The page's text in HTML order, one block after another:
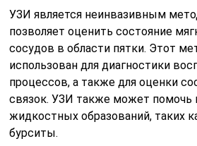
УЗИ является неинвазивным
позволяет оценить состояние
сосудов в области пятки. Этот
использован для диагностики
процессов, а также для оценки
связок. УЗИ также может помочь
жидкостных образований, таких
бурситы.